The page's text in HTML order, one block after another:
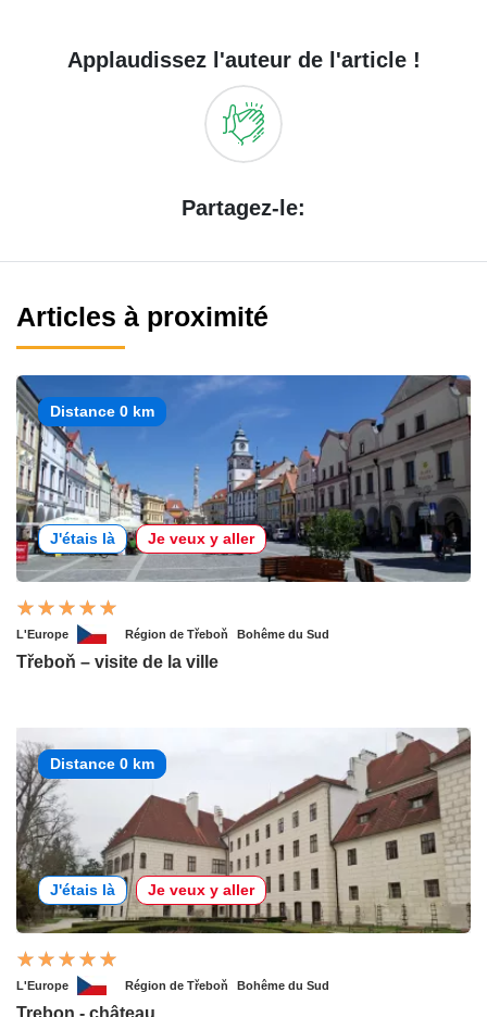
Applaudissez l'auteur de l'article !
Partagez-le:
Articles à proximité
Distance 0 km
J'étais là Je veux y aller
L'Europe Région de Třeboň Bohême du Sud
Třeboň – visite de la ville
Distance 0 km
J'étais là Je veux y aller
L'Europe Région de Třeboň Bohême du Sud